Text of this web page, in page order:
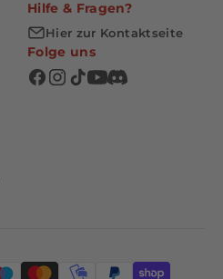
Hilfe & Fragen?
Hier zur Kontaktseite
Folge uns